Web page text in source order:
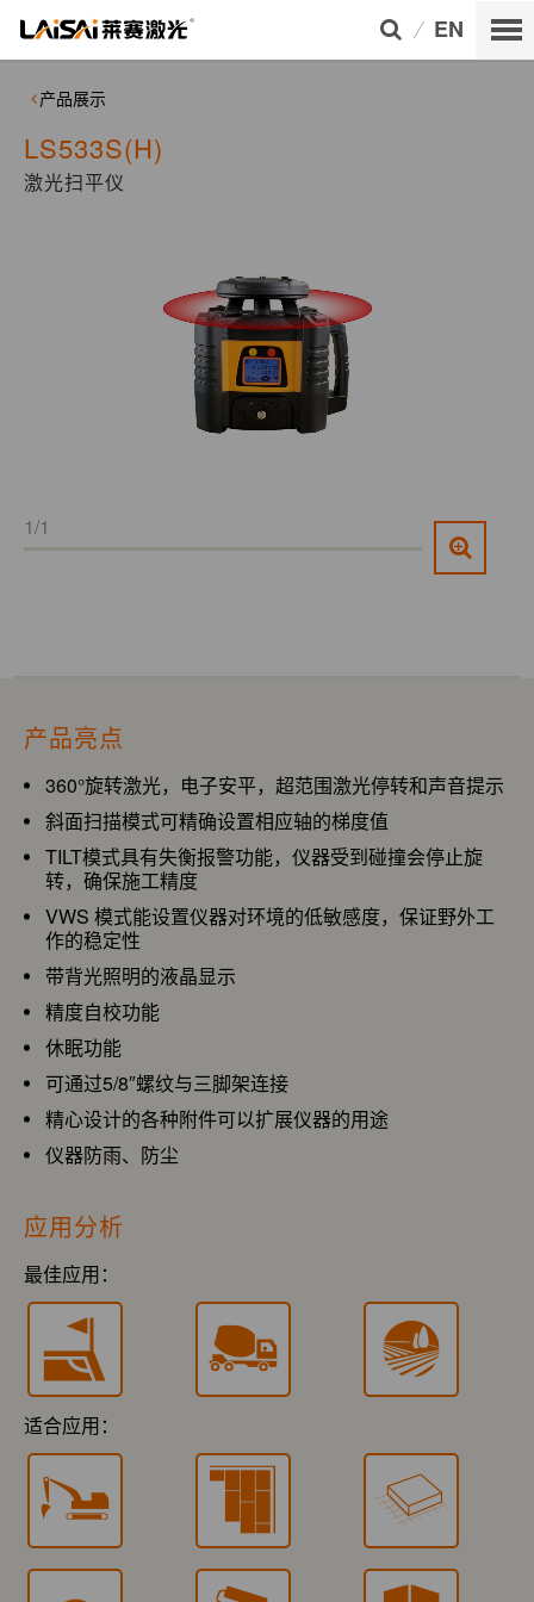
EN
产品展示
LS533S(H)
激光扫平仪
1/1
产品亮点
360°旋转激光，电子安平，超范围激光停转和声音提示
斜面扫描模式可精确设置相应轴的梯度值
TILT模式具有失衡报警功能，仪器受到碰撞会停止旋
转，确保施工精度
VWS 模式能设置仪器对环境的低敏感度，保证野外工
作的稳定性
带背光照明的液晶显示
精度自校功能
休眠功能
可通过5/8″螺纹与三脚架连接
精心设计的各种附件可以扩展仪器的用途
仪器防雨、防尘
应用分析
最佳应用：
适合应用：